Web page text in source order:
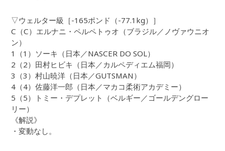
▽ウェルター級［-165ポンド（-77.1kg）］
C（C）エルナニ・ペルペトゥオ（ブラジル／ノヴァウニオ
ン）
1（1）ソーキ（日本／NASCER DO SOL）
2（2）田村ヒビキ（日本／カルペディエム福岡）
3（3）村山暁洋（日本／GUTSMAN）
4（4）佐藤洋一郎（日本／マカコ柔術アカデミー）
5（5）トミー・デプレット（ベルギー／ゴールデングロー
リー）
《解説》
・変動なし。